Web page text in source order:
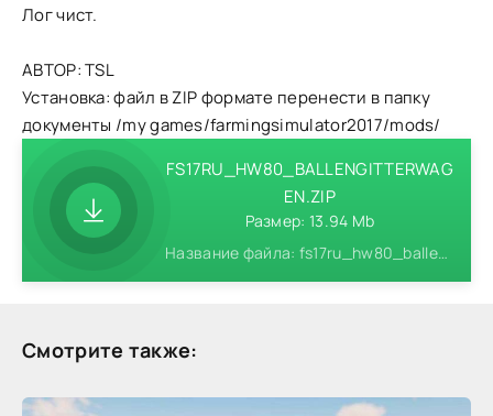
Лог чист.
АВТОР: TSL
Установка: файл в ZIP формате перенести в папку
документы /my games/farmingsimulator2017/mods/
FS17RU_HW80_BALLENGITTERWAG
EN.ZIP
Размер: 13.94 Mb
Название файла: fs17ru_hw80_ballengitterwagen.zip
Смотрите также: